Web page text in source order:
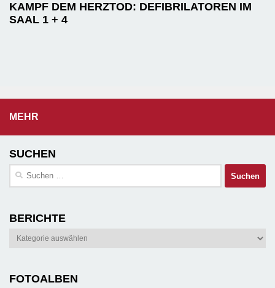
KAMPF DEM HERZTOD: DEFIBRILATOREN IM
SAAL 1 + 4
MEHR
SUCHEN
Suchen
BERICHTE
Berichte
FOTOALBEN